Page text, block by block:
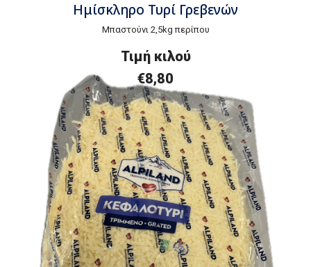
Ημίσκληρο Τυρί Γρεβενών
Μπαστούνι 2,5kg περίπου
Τιμή κιλού
€8,80